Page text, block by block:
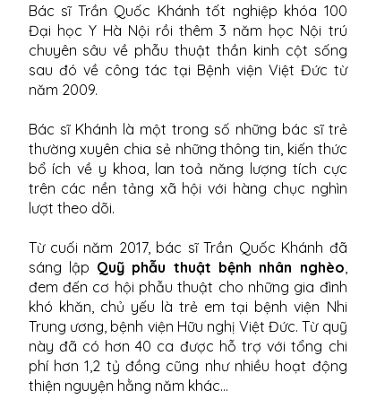
Bác sĩ Trần Quốc Khánh tốt nghiệp khóa 100
Đại học Y Hà Nội rồi thêm 3 năm học Nội trú
chuyên sâu về phẫu thuật thần kinh cột sống
sau đó về công tác tại Bệnh viện Việt Đức từ
năm 2009.
Bác sĩ Khánh là một trong số những bác sĩ trẻ
thường xuyên chia sẻ những thông tin, kiến thức
bổ ích về y khoa, lan toả năng lượng tích cực
trên các nền tảng xã hội với hàng chục nghìn
lượt theo dõi.
Từ cuối năm 2017, bác sĩ Trần Quốc Khánh đã
sáng lập Quỹ phẫu thuật bệnh nhân nghèo
đem đến cơ hội phẫu thuật cho những gia đình
khó khăn, chủ yếu là trẻ em tại bệnh viện Nhi
Trung ương, bệnh viện Hữu nghị Việt Đức. Từ quỹ
này đã có hơn 40 ca được hỗ trợ với tổng chi
phí hơn 1,2 tỷ đồng cũng như nhiều hoạt động
thiện nguyện hằng năm khác...